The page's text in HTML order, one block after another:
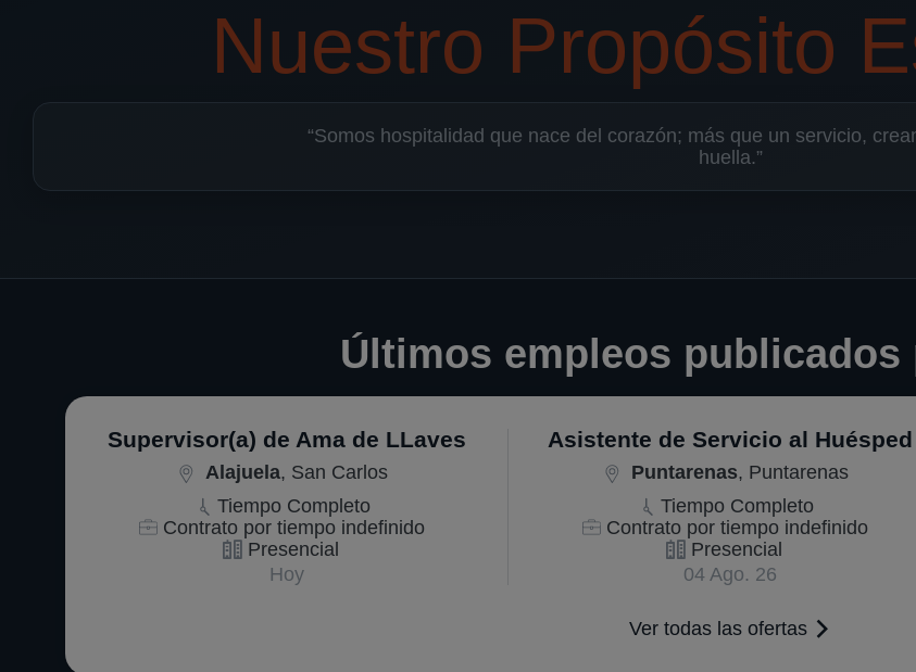
Nuestro Propósito
“Somos hospitalidad que nace del corazón; más que un servicio,
huella.”
Últimos empleos publicados
Supervisor(a) de Ama de LLaves
Alajuela, San Carlos
Tiempo Completo
Contrato por tiempo indefinido
Presencial
Hoy
Asistente de Servicio al Huésped
Puntarenas, Puntarenas
Tiempo Completo
Contrato por tiempo indefinido
Presencial
04 Ago. 26
Ver todas las ofertas